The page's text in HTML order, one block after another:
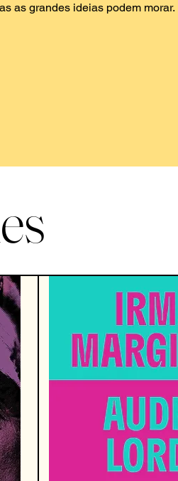
as grandes ideias podem morar.